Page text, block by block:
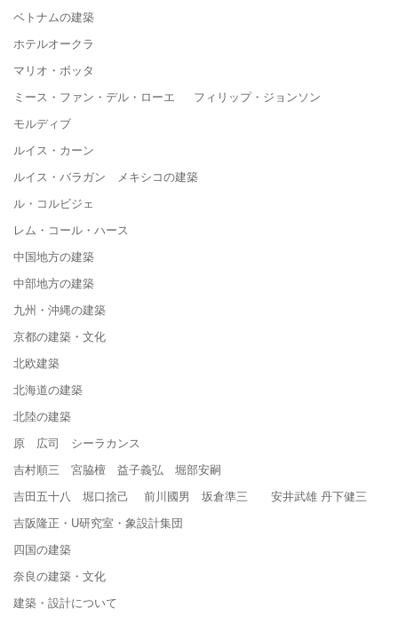
ベトナムの建築
ホテルオークラ
マリオ・ボッタ
ミース・ファン・デル・ローエ フィリップ・ジョンソン
モルディブ
ルイス・カーン
ルイス・バラガン メキシコの建築
ル・コルビジェ
レム・コール・ハース
中国地方の建築
中部地方の建築
九州・沖縄の建築
京都の建築・文化
北欧建築
北海道の建築
北陸の建築
原 広司 シーラカンス
吉村順三 宮脇檀 益子義弘 堀部安嗣
吉田五十八 堀口捨己 前川國男 坂倉準三 安井武雄 丹下健三
吉阪隆正・U研究室・象設計集団
四国の建築
奈良の建築・文化
建築・設計について